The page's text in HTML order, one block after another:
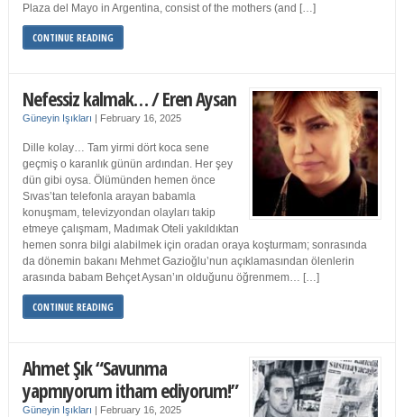
Plaza del Mayo in Argentina, consist of the mothers (and […]
CONTINUE READING
Nefessiz kalmak… / Eren Aysan
Güneyin Işıkları | February 16, 2025
Dille kolay… Tam yirmi dört koca sene
geçmiş o karanlık günün ardından. Her şey
dün gibi oysa. Ölümünden hemen önce
Sıvas’tan telefonla arayan babamla
konuşmam, televizyondan olayları takip
etmeye çalışmam, Madımak Oteli yakıldıktan
hemen sonra bilgi alabilmek için oradan oraya koşturmam; sonrasında
da dönemin bakanı Mehmet Gazioğlu’nun açıklamasından ölenlerin
arasında babam Behçet Aysan’ın olduğunu öğrenmem… […]
CONTINUE READING
Ahmet Şık “Savunma
yapmıyorum itham ediyorum!”
Güneyin Işıkları | February 16, 2025